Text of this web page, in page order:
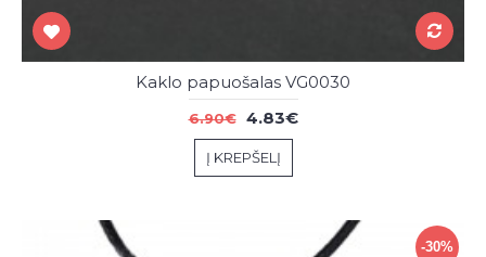
Kaklo papuošalas VG0030
6.90€ 4.83€
Į KREPŠELĮ
-30%